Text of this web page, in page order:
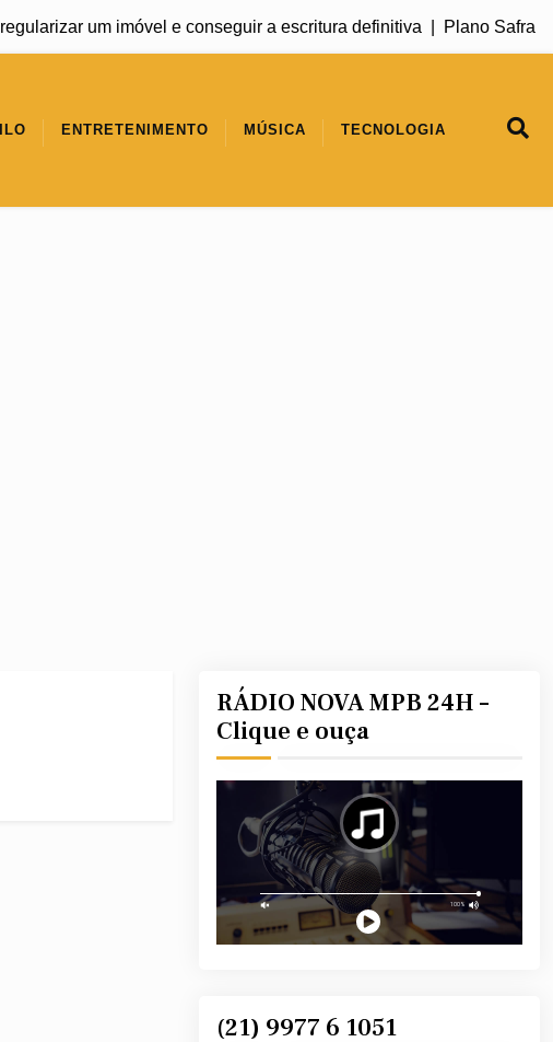
um imóvel e conseguir a escritura definitiva |Plano Safra
ENTRETENIMENTO MÚSICA TECNOLOGIA
RÁDIO NOVA MPB 24H –
Clique e ouça
(21) 9977 6 1051